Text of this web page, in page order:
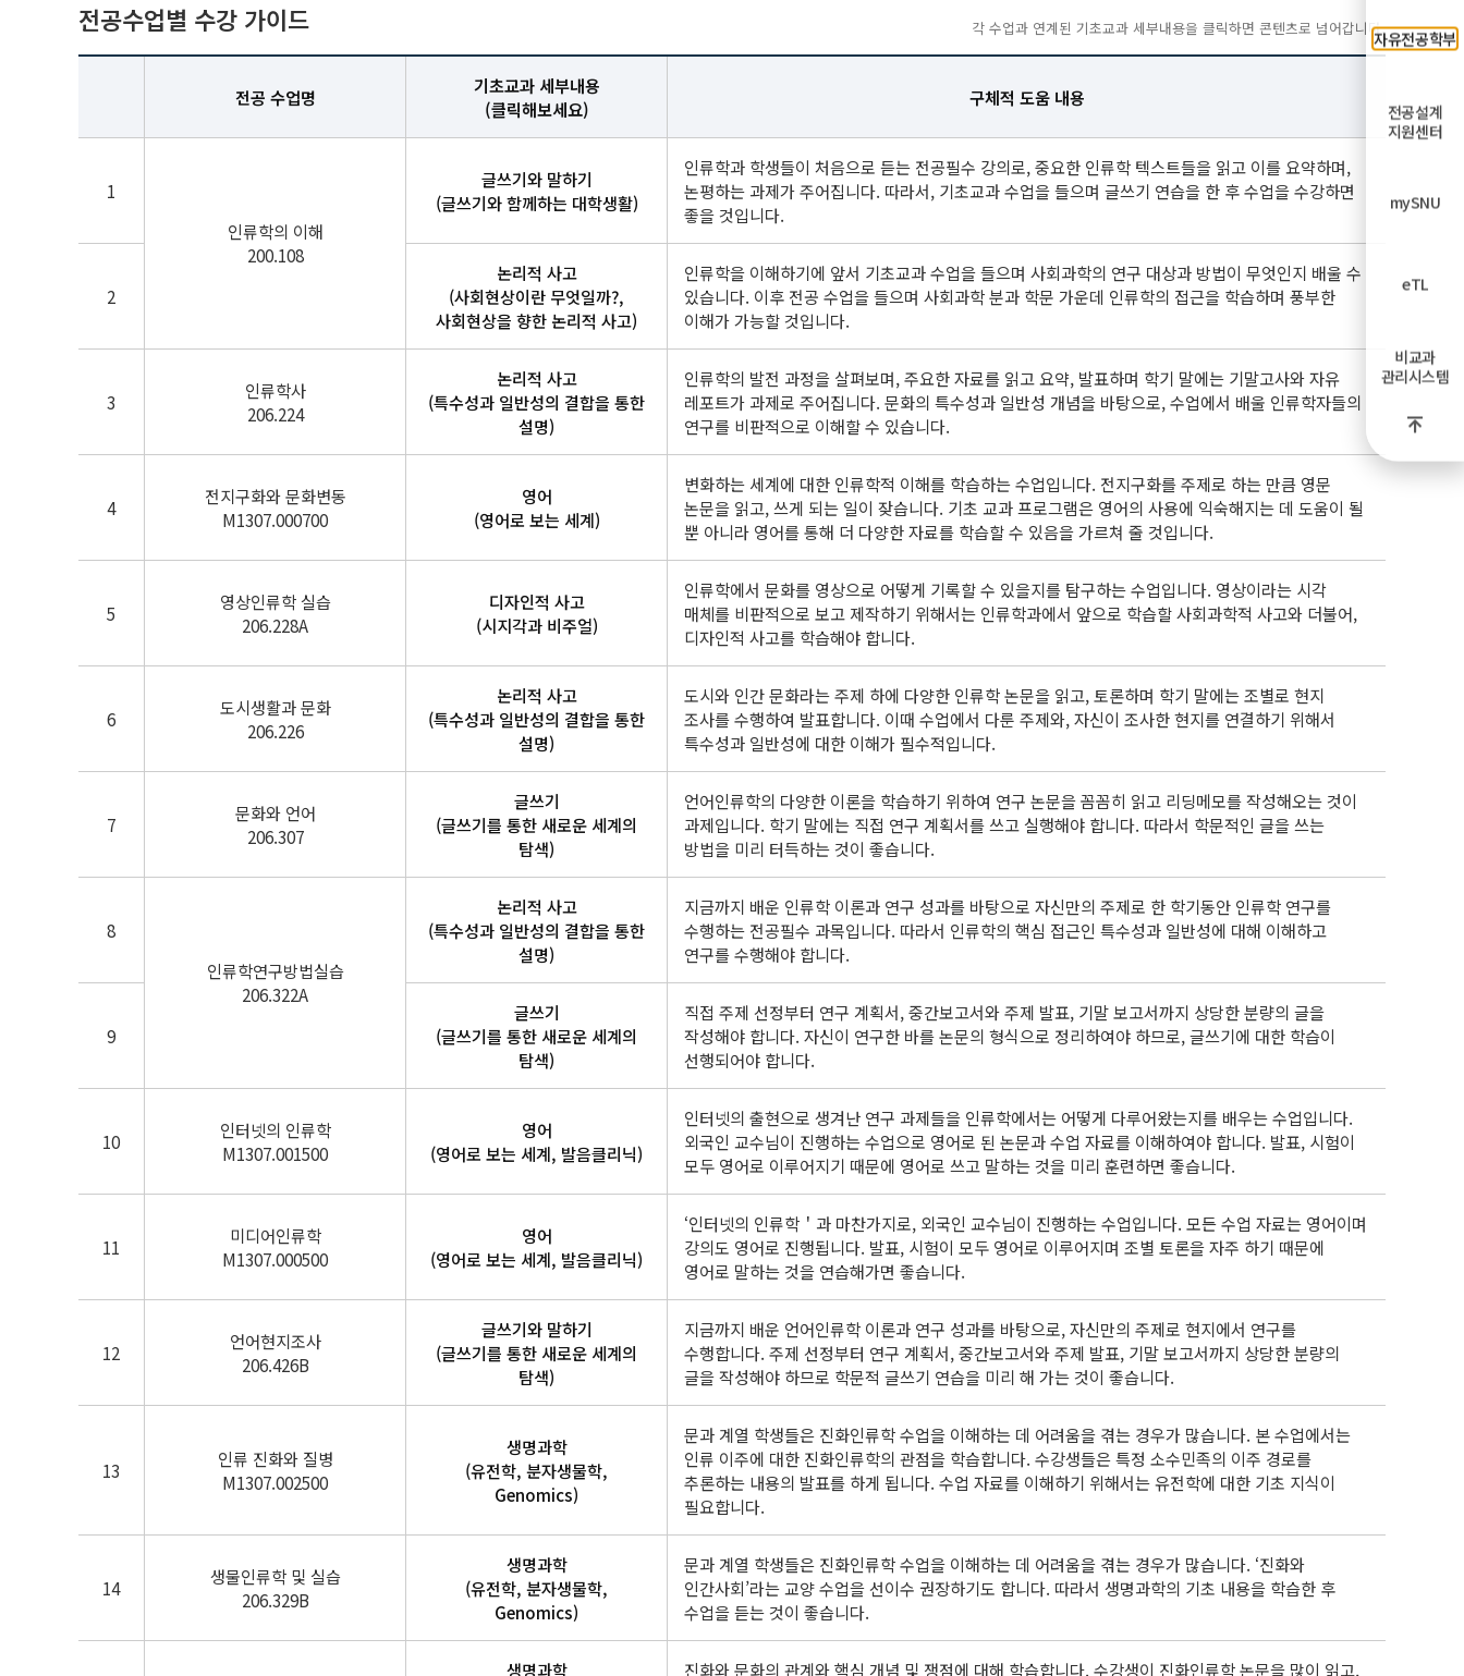
전공수업별 수강 가이드 각 수업과 연계된 기초교과 세부내용을 클릭하면 콘텐츠로 넘어갑니다.
전공 수업명
기초교과 세부내용
(클릭해보세요)
구체적 도움 내용
1
인류학의 이해
200.108
글쓰기와 말하기
(글쓰기와 함께하는 대학생활)
인류학과 학생들이 처음으로 듣는 전공필수 강의로, 중요한 인류학 텍스트들을 읽고 이를 요약하며,
논평하는 과제가 주어집니다. 따라서, 기초교과 수업을 들으며 글쓰기 연습을 한 후 수업을 수강하면
좋을 것입니다.
2
논리적 사고
(사회현상이란 무엇일까?,
사회현상을 향한 논리적 사고)
인류학을 이해하기에 앞서 기초교과 수업을 들으며 사회과학의 연구 대상과 방법이 무엇인지 배울 수
있습니다. 이후 전공 수업을 들으며 사회과학 분과 학문 가운데 인류학의 접근을 학습하며 풍부한
이해가 가능할 것입니다.
3
인류학사
206.224
논리적 사고
(특수성과 일반성의 결합을 통한
설명)
인류학의 발전 과정을 살펴보며, 주요한 자료를 읽고 요약, 발표하며 학기 말에는 기말고사와 자유
레포트가 과제로 주어집니다. 문화의 특수성과 일반성 개념을 바탕으로, 수업에서 배울 인류학자들의
연구를 비판적으로 이해할 수 있습니다.
4
전지구화와 문화변동
M1307.000700
영어
(영어로 보는 세계)
변화하는 세계에 대한 인류학적 이해를 학습하는 수업입니다. 전지구화를 주제로 하는 만큼 영문
논문을 읽고, 쓰게 되는 일이 잦습니다. 기초 교과 프로그램은 영어의 사용에 익숙해지는 데 도움이 될
뿐 아니라 영어를 통해 더 다양한 자료를 학습할 수 있음을 가르쳐 줄 것입니다.
5
영상인류학 실습
206.228A
디자인적 사고
(시지각과 비주얼)
인류학에서 문화를 영상으로 어떻게 기록할 수 있을지를 탐구하는 수업입니다. 영상이라는 시각
매체를 비판적으로 보고 제작하기 위해서는 인류학과에서 앞으로 학습할 사회과학적 사고와 더불어,
디자인적 사고를 학습해야 합니다.
6
도시생활과 문화
206.226
논리적 사고
(특수성과 일반성의 결합을 통한
설명)
도시와 인간 문화라는 주제 하에 다양한 인류학 논문을 읽고, 토론하며 학기 말에는 조별로 현지
조사를 수행하여 발표합니다. 이때 수업에서 다룬 주제와, 자신이 조사한 현지를 연결하기 위해서
특수성과 일반성에 대한 이해가 필수적입니다.
7
문화와 언어
206.307
글쓰기
(글쓰기를 통한 새로운 세계의
탐색)
언어인류학의 다양한 이론을 학습하기 위하여 연구 논문을 꼼꼼히 읽고 리딩메모를 작성해오는 것이
과제입니다. 학기 말에는 직접 연구 계획서를 쓰고 실행해야 합니다. 따라서 학문적인 글을 쓰는
방법을 미리 터득하는 것이 좋습니다.
8
인류학연구방법실습
206.322A
논리적 사고
(특수성과 일반성의 결합을 통한
설명)
지금까지 배운 인류학 이론과 연구 성과를 바탕으로 자신만의 주제로 한 학기동안 인류학 연구를
수행하는 전공필수 과목입니다. 따라서 인류학의 핵심 접근인 특수성과 일반성에 대해 이해하고
연구를 수행해야 합니다.
9
글쓰기
(글쓰기를 통한 새로운 세계의
탐색)
직접 주제 선정부터 연구 계획서, 중간보고서와 주제 발표, 기말 보고서까지 상당한 분량의 글을
작성해야 합니다. 자신이 연구한 바를 논문의 형식으로 정리하여야 하므로, 글쓰기에 대한 학습이
선행되어야 합니다.
10
인터넷의 인류학
M1307.001500
영어
(영어로 보는 세계, 발음클리닉)
인터넷의 출현으로 생겨난 연구 과제들을 인류학에서는 어떻게 다루어왔는지를 배우는 수업입니다.
외국인 교수님이 진행하는 수업으로 영어로 된 논문과 수업 자료를 이해하여야 합니다. 발표, 시험이
모두 영어로 이루어지기 때문에 영어로 쓰고 말하는 것을 미리 훈련하면 좋습니다.
11
미디어인류학
M1307.000500
영어
(영어로 보는 세계, 발음클리닉)
‘인터넷의 인류학＇과 마찬가지로, 외국인 교수님이 진행하는 수업입니다. 모든 수업 자료는 영어이며
강의도 영어로 진행됩니다. 발표, 시험이 모두 영어로 이루어지며 조별 토론을 자주 하기 때문에
영어로 말하는 것을 연습해가면 좋습니다.
12
언어현지조사
206.426B
글쓰기와 말하기
(글쓰기를 통한 새로운 세계의
탐색)
지금까지 배운 언어인류학 이론과 연구 성과를 바탕으로, 자신만의 주제로 현지에서 연구를
수행합니다. 주제 선정부터 연구 계획서, 중간보고서와 주제 발표, 기말 보고서까지 상당한 분량의
글을 작성해야 하므로 학문적 글쓰기 연습을 미리 해 가는 것이 좋습니다.
13
인류 진화와 질병
M1307.002500
생명과학
(유전학, 분자생물학,
Genomics)
문과 계열 학생들은 진화인류학 수업을 이해하는 데 어려움을 겪는 경우가 많습니다. 본 수업에서는
인류 이주에 대한 진화인류학의 관점을 학습합니다. 수강생들은 특정 소수민족의 이주 경로를
추론하는 내용의 발표를 하게 됩니다. 수업 자료를 이해하기 위해서는 유전학에 대한 기초 지식이
필요합니다.
14
생물인류학 및 실습
206.329B
생명과학
(유전학, 분자생물학,
Genomics)
문과 계열 학생들은 진화인류학 수업을 이해하는 데 어려움을 겪는 경우가 많습니다. ‘진화와
인간사회’라는 교양 수업을 선이수 권장하기도 합니다. 따라서 생명과학의 기초 내용을 학습한 후
수업을 듣는 것이 좋습니다.
생명과학 진화와 문화의 관계와 핵심 개념 및 쟁점에 대해 학습합니다. 수강생이 진화인류학 논문을 많이 읽고,
자유전공학부
전공설계
지원센터
mySNU
eTL
비교과
관리시스템